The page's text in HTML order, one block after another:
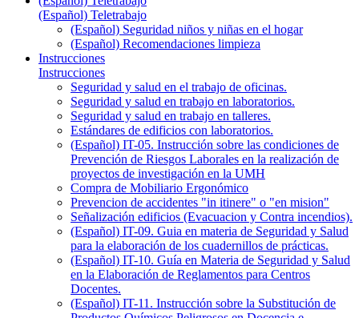
(Español) Teletrabajo
(Español) Seguridad niños y niñas en el hogar
(Español) Recomendaciones limpieza
Instrucciones
Instrucciones
Seguridad y salud en el trabajo de oficinas.
Seguridad y salud en trabajo en laboratorios.
Seguridad y salud en trabajo en talleres.
Estándares de edificios con laboratorios.
(Español) IT-05. Instrucción sobre las condiciones de
Prevención de Riesgos Laborales en la realización de
proyectos de investigación en la UMH
Compra de Mobiliario Ergonómico
Prevencion de accidentes "in itinere" o "en mision"
Señalización edificios (Evacuacion y Contra incendios).
(Español) IT-09. Guia en materia de Seguridad y Salud
para la elaboración de los cuadernillos de prácticas.
(Español) IT-10. Guía en Materia de Seguridad y Salud
en la Elaboración de Reglamentos para Centros
Docentes.
(Español) IT-11. Instrucción sobre la Substitución de